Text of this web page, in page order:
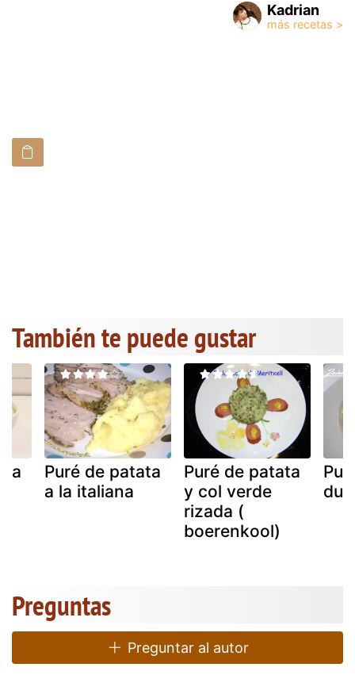
Kadrian
También te puede gustar
Puré de patata
a la italiana
Puré de patata
y col verde
rizada (
boerenkool)
Preguntas
Preguntar al autor